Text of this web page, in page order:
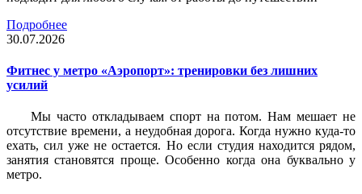
Подробнее
30.07.2026
Фитнес у метро «Аэропорт»: тренировки без лишних
усилий
Мы часто откладываем спорт на потом. Нам мешает не
отсутствие времени, а неудобная дорога. Когда нужно куда-то
ехать, сил уже не остается. Но если студия находится рядом,
занятия становятся проще. Особенно когда она буквально у
метро.